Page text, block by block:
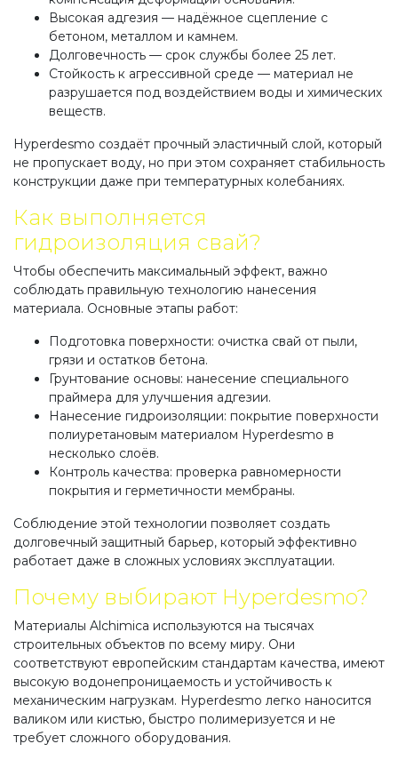
Высокая адгезия — надёжное сцепление с
бетоном, металлом и камнем.
Долговечность — срок службы более 25 лет.
Стойкость к агрессивной среде — материал не
разрушается под воздействием воды и химических
веществ.
Hyperdesmo создаёт прочный эластичный слой, который
не пропускает воду, но при этом сохраняет стабильность
конструкции даже при температурных колебаниях.
Как выполняется
гидроизоляция свай?
Чтобы обеспечить максимальный эффект, важно
соблюдать правильную технологию нанесения
материала. Основные этапы работ:
Подготовка поверхности: очистка свай от пыли,
грязи и остатков бетона.
Грунтование основы: нанесение специального
праймера для улучшения адгезии.
Нанесение гидроизоляции: покрытие поверхности
полиуретановым материалом Hyperdesmo в
несколько слоёв.
Контроль качества: проверка равномерности
покрытия и герметичности мембраны.
Соблюдение этой технологии позволяет создать
долговечный защитный барьер, который эффективно
работает даже в сложных условиях эксплуатации.
Почему выбирают Hyperdesmo?
Материалы Alchimica используются на тысячах
строительных объектов по всему миру. Они
соответствуют европейским стандартам качества, имеют
высокую водонепроницаемость и устойчивость к
механическим нагрузкам. Hyperdesmo легко наносится
валиком или кистью, быстро полимеризуется и не
требует сложного оборудования.